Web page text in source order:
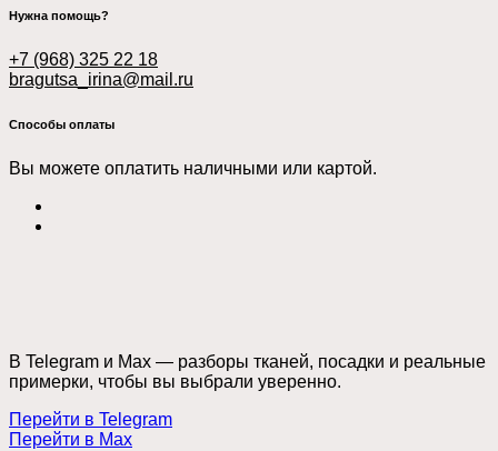
Нужна помощь?
+7 (968) 325 22 18
bragutsa_irina@mail.ru
Способы оплаты
Вы можете оплатить наличными или картой.
В Telegram и Max — разборы тканей, посадки и реальные
примерки, чтобы вы выбрали уверенно.
Перейти в Telegram
Перейти в Max